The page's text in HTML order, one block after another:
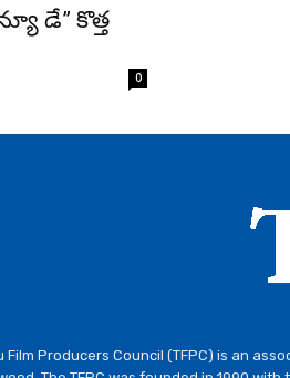
డే” కొత్త
0
Film Producers Council (TFPC) is an